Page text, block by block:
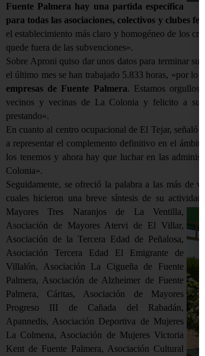
Fuente Palmera hay una partida específica
para todas las asociaciones, colectivos y clubes
el establecimiento más claro y homogéneo de los
quede fuera de las subvenciones».
Sobre Aproni quiso dar unos datos para terminar
el último mes se han trabajado 5.833 horas, «por lo
empresas de Fuente Palmera. Estamos
vecinos y vecinas de La Colonia y felicito a sus
prestando».
En cuanto al centro ocupacional de El Tejar, señaló
a representar el complemento definitivo en el
los tenemos y ahora hay que luchar en las
Colonia».
Seguidamente, se ofreció la palabra a las más de
cuales hicieron una breve síntesis de su
Mayores Tres Naranjos de La Ventilla,
Asociación de Mayores Atervi de El Villar,
Asociación de la Tercera Edad de Peñalosa,
Asociación Tercera Edad El Emigrante de
Villalón, Asociación La Cigueña de Fuente
Palmera, Asociación de Alzheimer de Fuente
Palmera, Cáritas, Asociación de Mayores
Progreso III de Cañada del Rabadán,
Apannedis, Asociación Deportiva de Mujeres
La Colmena, Asociación de Mujeres Victoria
Kent de Fuente Palmera, Asociación Cultural